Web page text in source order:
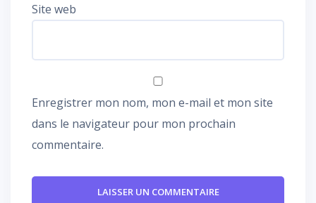
Site web
Enregistrer mon nom, mon e-mail et mon site
dans le navigateur pour mon prochain
commentaire.